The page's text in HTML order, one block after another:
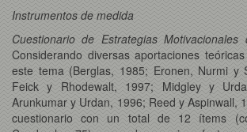
Instrumentos de medida
Cuestionario de Estrategias Motivacionales
Considerando diversas aportaciones
este tema (Berglas, 1985; Eronen, Nurmi y
Feick y Rhodewalt, 1997; Midgley y
Arunkumar y Urdan, 1996; Reed y Aspinwall,
cuestionario con un total de 12 ítems